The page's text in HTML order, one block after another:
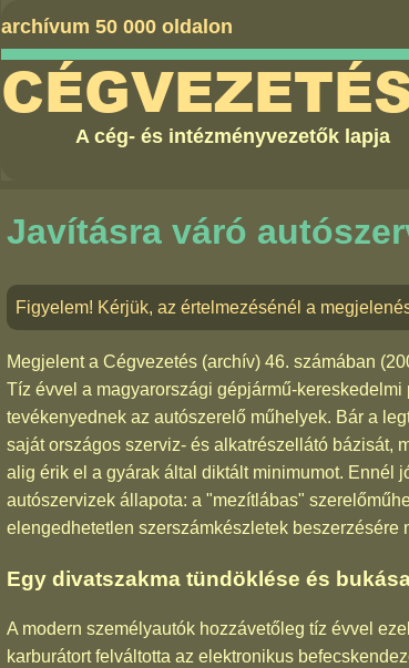
archívum 50 000 oldalon
A cég- és intézményvezetők lapja
Javításra váró
Figyelem! Kérjük, az értelmezésénél a
Megjelent a Cégvezetés (archív) 46. számában
Tíz évvel a magyarországi gépjármű-
tevékenyednek az autószerelő műhelyek. Bár a
saját országos szerviz- és alkatrészellátó bázisát,
alig érik el a gyárak által diktált minimumot. Ennél
autószervizek állapota: a "mezítlábas"
elengedhetetlen szerszámkészletek
Egy divatszakma tündöklése és
A modern személyautók hozzávetőleg tíz évvel
karburátort felváltotta az elektronikus